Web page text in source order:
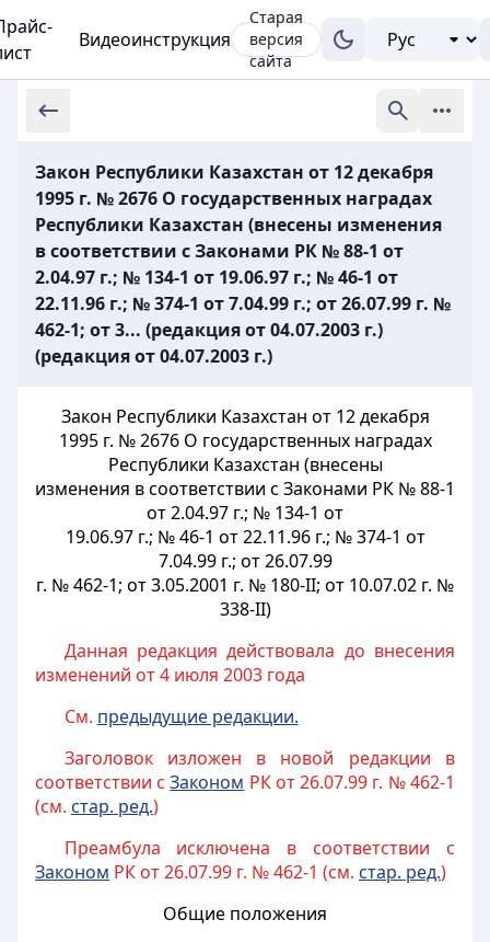
Видеоинструкция
Старая
версия
сайта
Закон Республики Казахстан от 12 декабря
1995 г. № 2676 О государственных наградах
Республики Казахстан (внесены изменения
в соответствии с Законами РК № 88-1 от
2.04.97 г.; № 134-1 от 19.06.97 г.; № 46-1 от
22.11.96 г.; № 374-1 от 7.04.99 г.; от 26.07.99 г. №
462-1; от 3... (редакция от 04.07.2003 г.)
(редакция от 04.07.2003 г.)
Закон Республики Казахстан от 12 декабря
1995 г. № 2676 О государственных наградах
Республики Казахстан (внесены
изменения в соответствии с Законами РК № 88-1
от 2.04.97 г.; № 134-1 от
19.06.97 г.; № 46-1 от 22.11.96 г.; № 374-1 от
7.04.99 г.; от 26.07.99
г. № 462-1; от 3.05.2001 г. № 180-II; от 10.07.02 г. №
338-II)
Данная редакция действовала до внесения
изменений от 4 июля 2003 года
См. предыдущие редакции.
Заголовок изложен в новой редакции в
соответствии сЗаконом РК от 26.07.99 г. № 462-1
(см. стар. ред.)
Преамбула исключена в соответствии с
Законом РК от 26.07.99 г. № 462-1 (см. стар. ред.)
Общие положения